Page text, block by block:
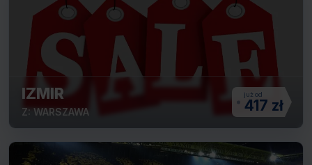
IZMIR
Z: WARSZAWA 417 zł